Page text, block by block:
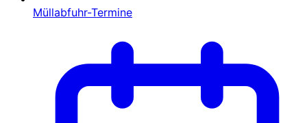
Müllabfuhr-Termine